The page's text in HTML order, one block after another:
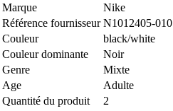
Marque
Nike
Référence fournisseur N1012405-010
Couleur
black/white
Couleur dominante
Noir
Genre
Mixte
Age
Adulte
Quantité du produit
2